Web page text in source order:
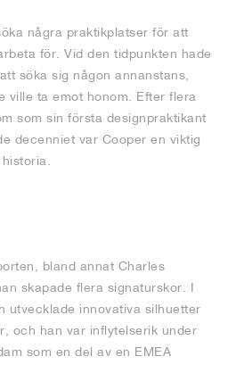
några praktikplatser för att
för. Vid den tidpunkten hade
söka sig någon annanstans,
ville ta emot honom. Efter flera
som sin första designpraktikant
decenniet var Cooper en viktig
bland annat Charles
skapade flera signaturskor. I
utvecklade innovativa silhuetter
och han var inflytelserik under
som en del av en EMEA